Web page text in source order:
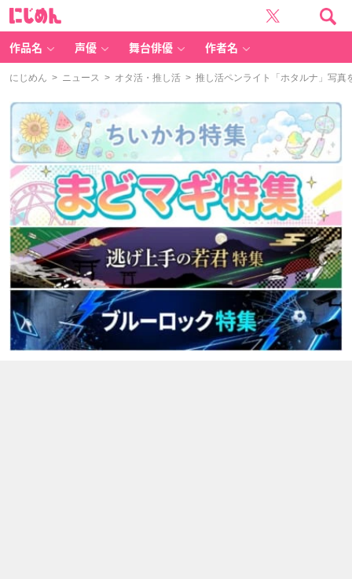
作品名 声優 舞台俳優 作者名
にじめん > ニュース > オタ活・推し活 > 推し活ペンライト「ホタルナ」写真